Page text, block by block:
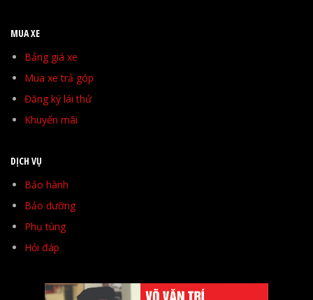
MUA XE
Bảng giá xe
Mua xe trả góp
Đăng ký lái thử
Khuyến mãi
DỊCH VỤ
Bảo hành
Bảo dưỡng
Phụ tùng
Hỏi đáp